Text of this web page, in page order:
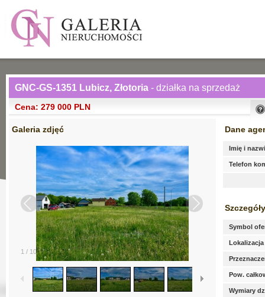
GNC-GS-1351 Lubicz, Złotoria - działka na sprzedaż
Cena: 279 000 PLN
Galeria zdjęć
1 / 10
Dane
Imię i
Telefon
Symbol
Lokalizacja
Pow.
Wymiary